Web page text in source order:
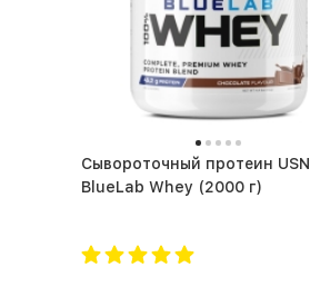
Сывороточный протеин USN
BlueLab Whey (2000 г)